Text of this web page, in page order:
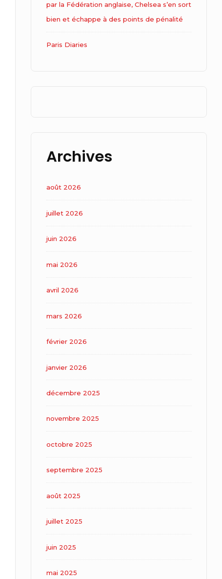
par la Fédération anglaise, Chelsea s’en sort
bien et échappe à des points de pénalité
Paris Diaries
Archives
août 2026
juillet 2026
juin 2026
mai 2026
avril 2026
mars 2026
février 2026
janvier 2026
décembre 2025
novembre 2025
octobre 2025
septembre 2025
août 2025
juillet 2025
juin 2025
mai 2025